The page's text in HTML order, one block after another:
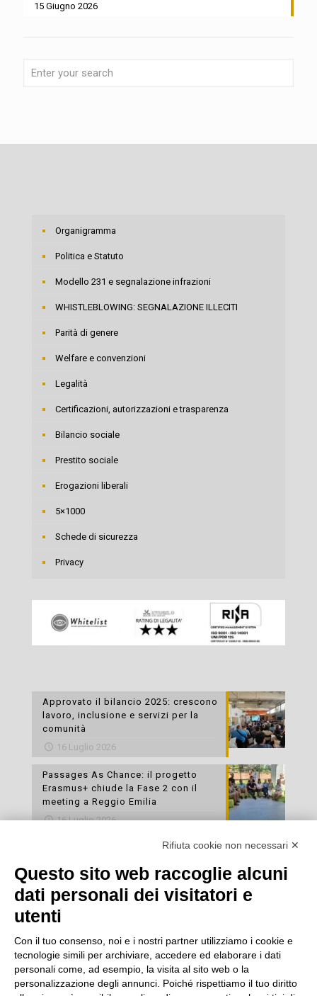
15 Giugno 2026
Organigramma
Politica e Statuto
Modello 231 e segnalazione infrazioni
WHISTLEBLOWING: SEGNALAZIONE ILLECITI
Parità di genere
Welfare e convenzioni
Legalità
Certificazioni, autorizzazioni e trasparenza
Bilancio sociale
Prestito sociale
Erogazioni liberali
5×1000
Schede di sicurezza
Privacy
Approvato il bilancio 2025: crescono
lavoro, inclusione e servizi per la
comunità
16 Luglio 2026
Passages As Chance: il progetto
Erasmus+ chiude la Fase 2 con il
meeting a Reggio Emilia
16 Luglio 2026
Esami di laboratorio preventivi
cura della propria salute
16 Luglio 2026
Rifiuta cookie non necessari ✕
Questo sito web raccoglie alcuni
dati personali dei visitatori e
utenti
Con il tuo consenso, noi e i nostri partner utilizziamo i cookie e
tecnologie simili per archiviare, accedere ed elaborare i dati
personali come, ad esempio, la visita al sito web o la
personalizzazione degli annunci. Poiché rispettiamo il tuo diritto